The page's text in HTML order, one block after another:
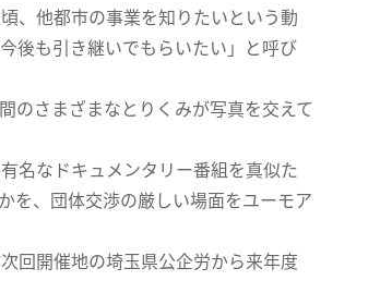
、他都市の事業を知りたいという動
後も引き継いでもらいたい」と呼び
のさまざまなとりくみが写真を交えて
名なドキュメンタリー番組を真似た
を、団体交渉の厳しい場面をユーモア
回開催地の埼玉県公企労から来年度